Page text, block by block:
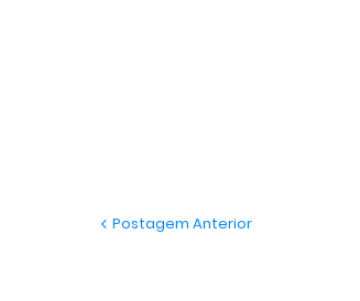
Postagem Anterior